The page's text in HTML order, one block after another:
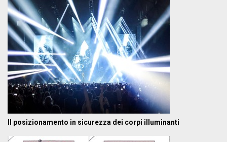
Il posizionamento in sicurezza dei corpi illuminanti